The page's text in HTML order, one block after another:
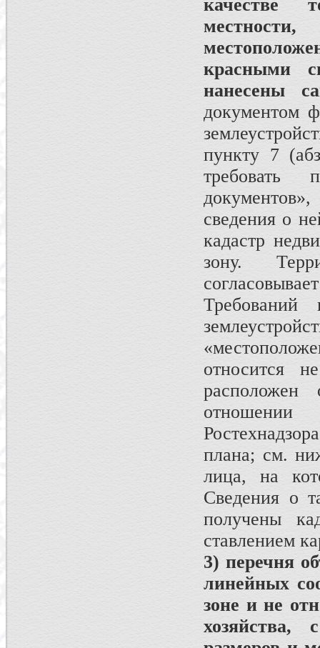
качестве
красными
нанесены
документом
пункту 7
требовать
сведения о
кадастр
зону.
Требований
относится
расположен
плана; см.
лица, на
Сведения о
получены
ставлением
3) перечня
линейных
зоне и не
хозяйства,